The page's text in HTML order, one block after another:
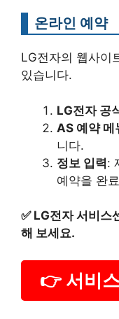
온라인 예약
LG전자의 웹사이
있습니다.
LG전자 공
AS 예약 메
니다.
정보 입력:
예약을 완
✅ LG전자 서비스
해 보세요.
👉 서비